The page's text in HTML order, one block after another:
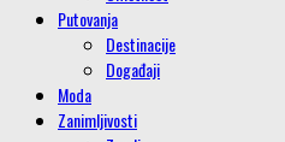
Putovanja
Destinacije
Događaji
Moda
Zanimljivosti